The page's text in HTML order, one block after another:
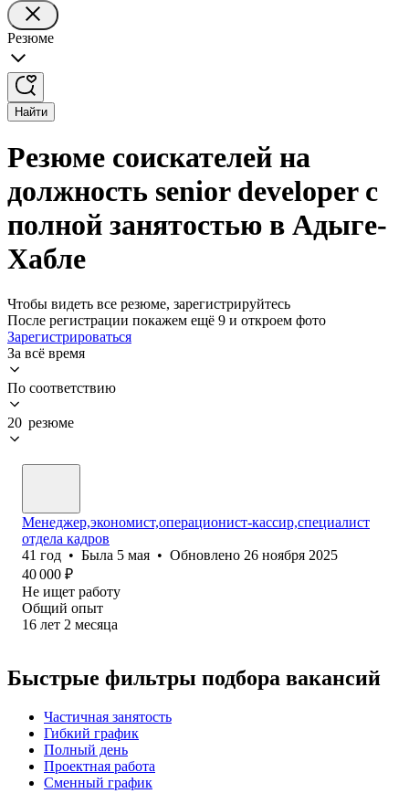
Резюме
Найти
Резюме соискателей на
должность senior developer с
полной занятостью в Адыге-
Хабле
Чтобы видеть все резюме, зарегистрируйтесь
После регистрации покажем ещё 9 и откроем фото
Зарегистрироваться
За всё время
По соответствию
20 резюме
Менеджер,экономист,операционист-кассир,специалист
отдела кадров
41 год • Была 5 мая • Обновлено 26 ноября 2025
40 000 ₽
Не ищет работу
Общий опыт
16 лет 2 месяца
Быстрые фильтры подбора вакансий
Частичная занятость
Гибкий график
Полный день
Проектная работа
Сменный график